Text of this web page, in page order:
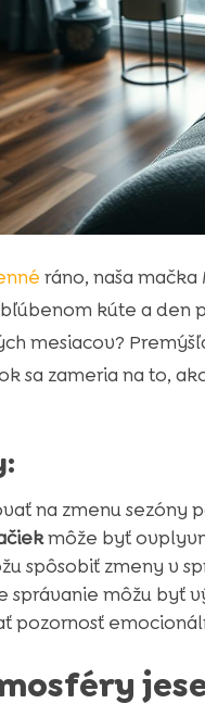
ráno, naša
kúte a den
mesiacov?
sa zameria na to,
na zmenu sezóny
môže byť
spôsobiť zmeny v
správanie môžu byť
pozornosť